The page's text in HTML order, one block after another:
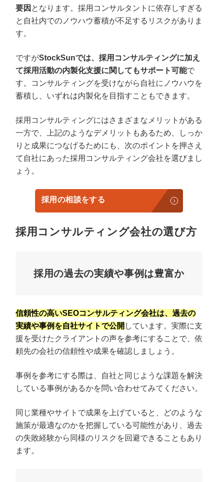
要因 となります。採用コンサルタントに依存しすぎる
と自社内でのノウハウ蓄積が不足するリスクがありま
す。
ですがStockSunでは、採用コンサルティングに加え
て採用活動の内製化支援に関してもサポート可能で
す。コンサルティングを受けながら自社にノウハウを
蓄積し、いずれは内製化を目指すこともできます。
採用コンサルティングにはさまざまなメリットがある
一方で、上記のようなデメリットもあるため、しっか
りと成果につなげるためにも、次のポイントを押さえ
て自社にあった採用コンサルティング会社を選びまし
ょう。
採用の相談をする
採用コンサルティング会社の選び方
採用の過去の実績や事例は豊富か
信頼性の高いSEOコンサルティング会社は、過去の
実績や事例を自社サイトで公開 しています。実際に支
援を受けたクライアントの声を参考にすることで、依
頼先の会社の信頼性や成果を確認しましょう。
事例を参考にする際は、自社と同じような課題を解決
している事例があるかを問い合わせてみてください。
同じ業種やサイトで成果を上げていると、どのような
施策が最適なのかを把握している可能性があり、過去
の失敗経験から同様のリスクを回避できることもあり
ます。